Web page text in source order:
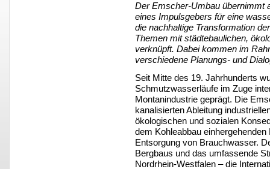
Der Emscher-Umbau übernimmt
eines Impulsgebers für eine
die nachhaltige Transformation
Themen mit städtebaulichen,
verknüpft. Dabei kommen im
verschiedene Planungs- und
Seit Mitte des 19. Jahrhunderts
Schmutzwasserläufe im Zuge
Montanindustrie geprägt. Die
kanalisierten Ableitung
ökologischen und sozialen
dem Kohleabbau
Entsorgung von Brauchwasser.
Bergbaus und das umfassende
Nordrhein-Westfalen – die